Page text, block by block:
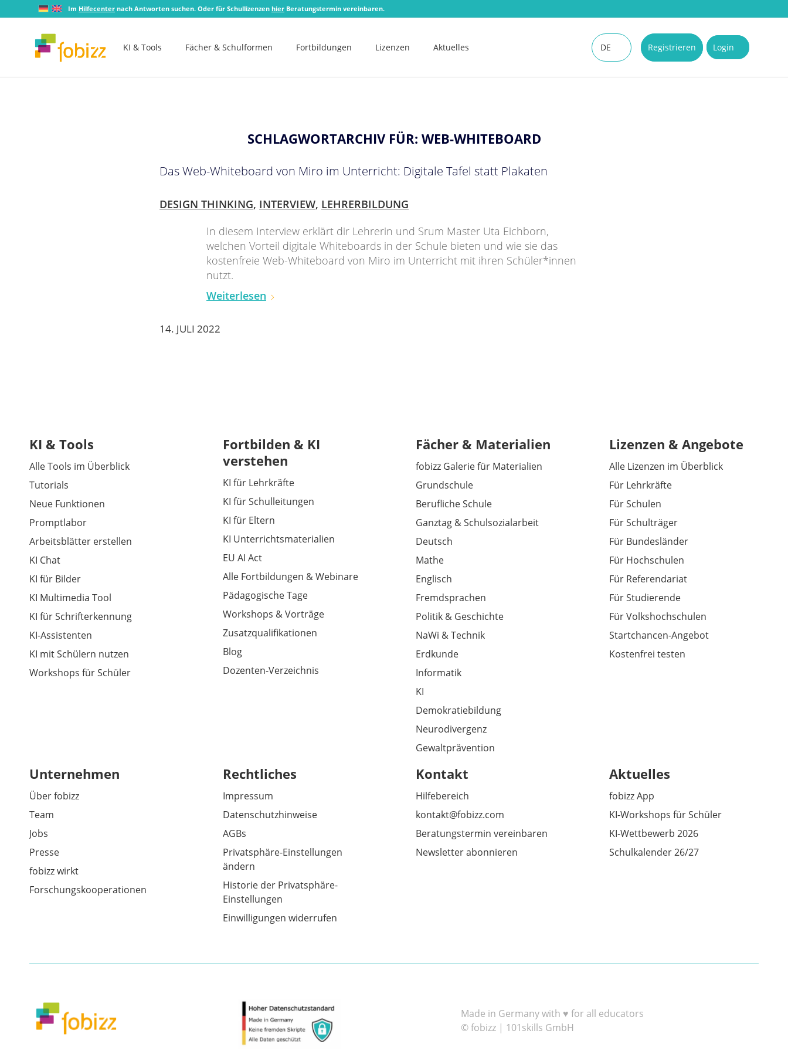
Im Hilfecenter nach Antworten suchen. Oder für Schullizenzen hier Beratungstermin vereinbaren.
KI & Tools Fächer & Schulformen Fortbildungen Lizenzen Aktuelles Registrieren Login
DE
SCHLAGWORTARCHIV FÜR: WEB-WHITEBOARD
Das Web-Whiteboard von Miro im Unterricht: Digitale Tafel statt Plakaten
DESIGN THINKING, INTERVIEW, LEHRERBILDUNG
In diesem Interview erklärt dir Lehrerin und Srum Master Uta Eichborn,
welchen Vorteil digitale Whiteboards in der Schule bieten und wie sie das
kostenfreie Web-Whiteboard von Miro im Unterricht mit ihren Schüler*innen
nutzt.
Weiterlesen
14. JULI 2022
KI & Tools
Alle Tools im Überblick
Tutorials
Neue Funktionen
Promptlabor
Arbeitsblätter erstellen
KI Chat
KI für Bilder
KI Multimedia Tool
KI für Schrifterkennung
KI-Assistenten
KI mit Schülern nutzen
Workshops für Schüler
Fortbilden & KI
verstehen
KI für Lehrkräfte
KI für Schulleitungen
KI für Eltern
KI Unterrichtsmaterialien
EU AI Act
Alle Fortbildungen & Webinare
Pädagogische Tage
Workshops & Vorträge
Zusatzqualifikationen
Blog
Dozenten-Verzeichnis
Fächer & Materialien
fobizz Galerie für Materialien
Grundschule
Berufliche Schule
Ganztag & Schulsozialarbeit
Deutsch
Mathe
Englisch
Fremdsprachen
Politik & Geschichte
NaWi & Technik
Erdkunde
Informatik
KI
Demokratiebildung
Neurodivergenz
Gewaltprävention
Lizenzen & Angebote
Alle Lizenzen im Überblick
Für Lehrkräfte
Für Schulen
Für Schulträger
Für Bundesländer
Für Hochschulen
Für Referendariat
Für Studierende
Für Volkshochschulen
Startchancen-Angebot
Kostenfrei testen
Unternehmen
Über fobizz
Team
Jobs
Presse
fobizz wirkt
Forschungskooperationen
Rechtliches
Impressum
Datenschutzhinweise
AGBs
Privatsphäre-Einstellungen
ändern
Historie der Privatsphäre-
Einstellungen
Einwilligungen widerrufen
Kontakt
Hilfebereich
kontakt@fobizz.com
Beratungstermin vereinbaren
Newsletter abonnieren
Aktuelles
fobizz App
KI-Workshops für Schüler
KI-Wettbewerb 2026
Schulkalender 26/27
Made in Germany with ♥ for all educators
© fobizz | 101skills GmbH